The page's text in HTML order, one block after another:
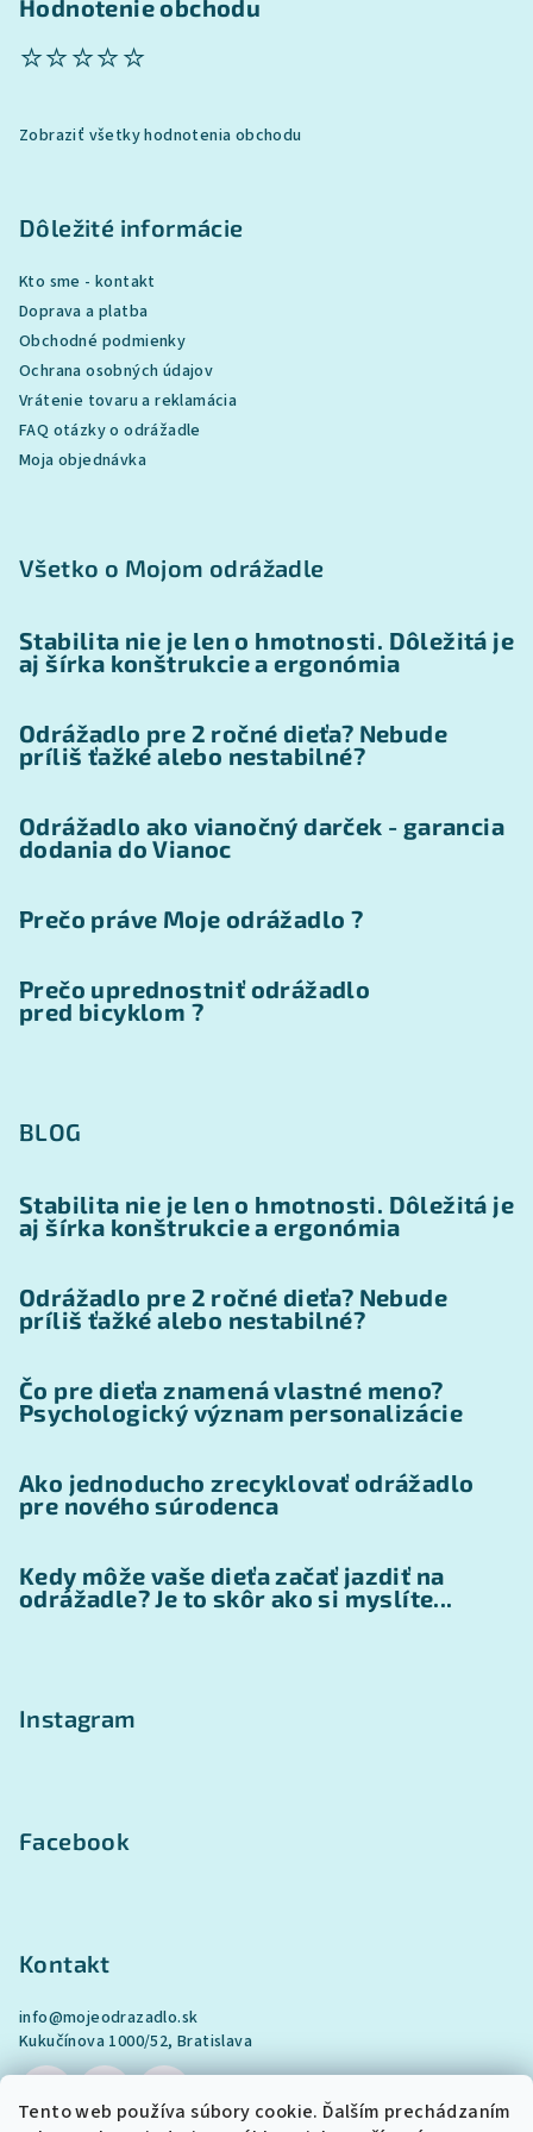
Tento web používa súbory cookie. Ďalším prechádzaním
Hodnotenie obchodu
⭐⭐⭐⭐⭐
Zobraziť všetky hodnotenia obchodu
Dôležité informácie
Kto sme - kontakt
Doprava a platba
Obchodné podmienky
Ochrana osobných údajov
Vrátenie tovaru a reklamácia
FAQ otázky o odrážadle
Moja objednávka
Všetko o Mojom odrážadle
Stabilita nie je len o hmotnosti. Dôležitá je
aj šírka konštrukcie a ergonómia
Odrážadlo pre 2 ročné dieťa? Nebude
príliš ťažké alebo nestabilné?
Odrážadlo ako vianočný darček - garancia
dodania do Vianoc
Prečo práve Moje odrážadlo ?
Prečo uprednostniť odrážadlo
pred bicyklom ?
BLOG
Stabilita nie je len o hmotnosti. Dôležitá je
aj šírka konštrukcie a ergonómia
Odrážadlo pre 2 ročné dieťa? Nebude
príliš ťažké alebo nestabilné?
Čo pre dieťa znamená vlastné meno?
Psychologický význam personalizácie
Ako jednoducho zrecyklovať odrážadlo
pre nového súrodenca
Kedy môže vaše dieťa začať jazdiť na
odrážadle? Je to skôr ako si myslíte...
Instagram
Facebook
Kontakt
info@mojeodrazadlo.sk
Kukučínova 1000/52, Bratislava